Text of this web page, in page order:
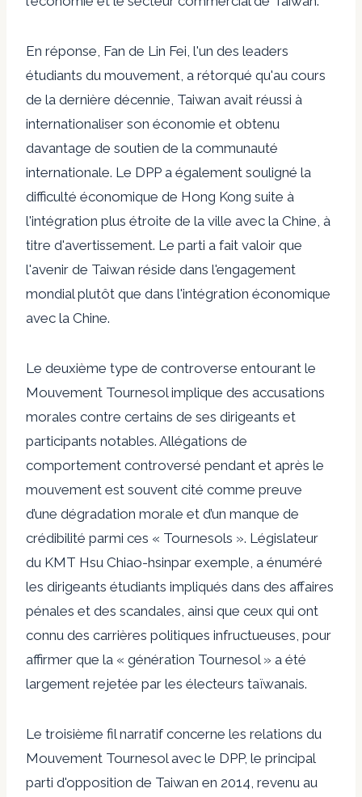
En réponse, Fan de Lin Fei , l'un des leaders
étudiants du mouvement, a rétorqué qu'au cours
de la dernière décennie, Taiwan avait réussi à
internationaliser son économie et obtenu
davantage de soutien de la communauté
internationale. Le DPP a également souligné la
difficulté économique de Hong Kong suite à
l'intégration plus étroite de la ville avec la Chine, à
titre d'avertissement. Le parti a fait valoir que
l'avenir de Taiwan réside dans l'engagement
mondial plutôt que dans l'intégration économique
avec la Chine.
Le deuxième type de controverse entourant le
Mouvement Tournesol implique des accusations
morales contre certains de ses dirigeants et
participants notables. Allégations de
comportement controversé pendant et après le
mouvement est souvent cité comme preuve
d’une dégradation morale et d’un manque de
crédibilité parmi ces « Tournesols ». Législateur
du KMT Hsu Chiao-hsinpar exemple, a énuméré
les dirigeants étudiants impliqués dans des affaires
pénales et des scandales, ainsi que ceux qui ont
connu des carrières politiques infructueuses, pour
affirmer que la « génération Tournesol » a été
largement rejetée par les électeurs taïwanais.
Le troisième fil narratif concerne les relations du
Mouvement Tournesol avec le DPP, le principal
parti d'opposition de Taiwan en 2014, revenu au